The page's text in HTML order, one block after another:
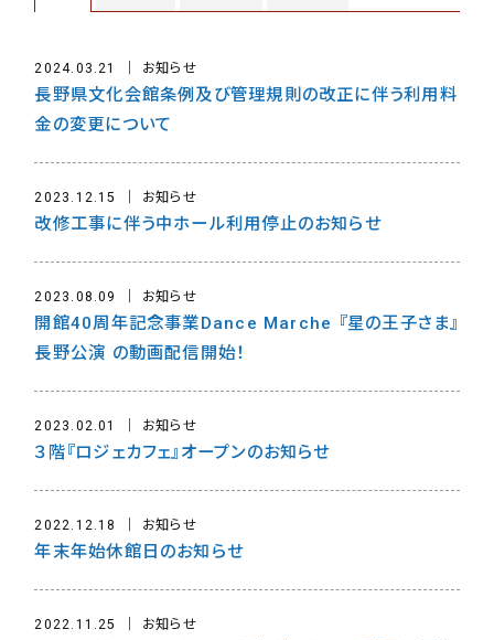
2024.03.21 お知らせ
長野県文化会館条例及び管理規則の改正に伴う利用料
金の変更について
2023.12.15 お知らせ
改修工事に伴う中ホール利用停止のお知らせ
2023.08.09 お知らせ
開館40周年記念事業Dance Marche 『星の王子さま』
長野公演 の動画配信開始！
2023.02.01 お知らせ
３階『ロジェカフェ』オープンのお知らせ
2022.12.18 お知らせ
年末年始休館日のお知らせ
2022.11.25 お知らせ